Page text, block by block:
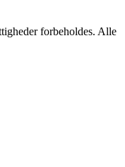
forbeholdes. Alle